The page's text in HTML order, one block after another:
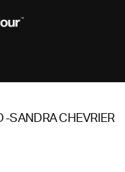
-SANDRA CHEVRIER